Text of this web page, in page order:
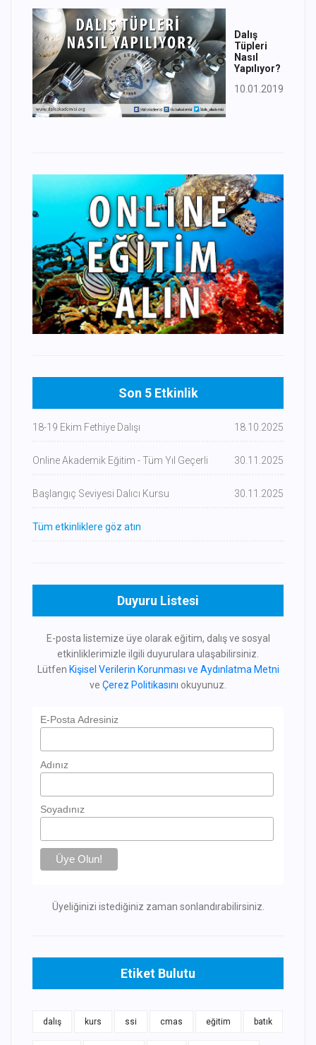
Dalış
Tüpleri
Nasıl
Yapılıyor?
10.01.2019
Son 5 Etkinlik
18-19 Ekim Fethiye Dalışı 18.10.2025
Online Akademik Eğitim - Tüm Yıl Geçerli 30.11.2025
Başlangıç Seviyesi Dalıcı Kursu 30.11.2025
Tüm etkinliklere göz atın
Duyuru Listesi
E-posta listemize üye olarak eğitim, dalış ve sosyal
etkinliklerimizle ilgili duyurulara ulaşabilirsiniz.
Lütfen Kişisel Verilerin Korunması ve Aydınlatma Metni
ve Çerez Politikasını okuyunuz.
E-Posta Adresiniz
Adınız
Soyadınız
Üyeliğinizi istediğiniz zaman sonlandırabilirsiniz.
Etiket Bulutu
dalış kurs ssi cmas eğitim batık